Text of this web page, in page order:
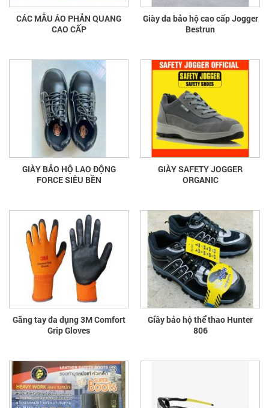
CÁC MẪU ÁO PHẢN QUANG
CAO CẤP
Giày da bảo hộ cao cấp Jogger
Bestrun
GIÀY BẢO HỘ LAO ĐỘNG
FORCE SIÊU BỀN
GIÀY SAFETY JOGGER
ORGANIC
Găng tay đa dụng 3M Comfort
Grip Gloves
Giầy bảo hộ thể thao Hunter
806